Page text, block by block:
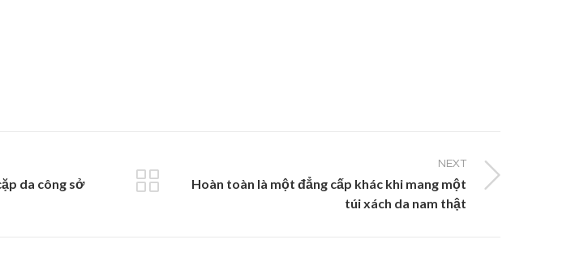
da công sở
NEXT
Hoàn toàn là một đẳng cấp khác khi mang một
túi xách da nam thật